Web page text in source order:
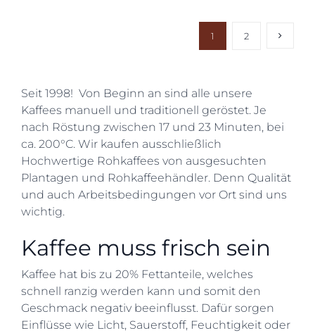
1 2
Seit 1998! Von Beginn an sind alle unsere
Kaffees manuell und traditionell geröstet. Je
nach Röstung zwischen 17 und 23 Minuten, bei
ca. 200°C. Wir kaufen ausschließlich
Hochwertige Rohkaffees von ausgesuchten
Plantagen und Rohkaffeehändler. Denn Qualität
und auch Arbeitsbedingungen vor Ort sind uns
wichtig.
Kaffee muss frisch sein
Kaffee hat bis zu 20% Fettanteile, welches
schnell ranzig werden kann und somit den
Geschmack negativ beeinflusst. Dafür sorgen
Einflüsse wie Licht, Sauerstoff, Feuchtigkeit oder